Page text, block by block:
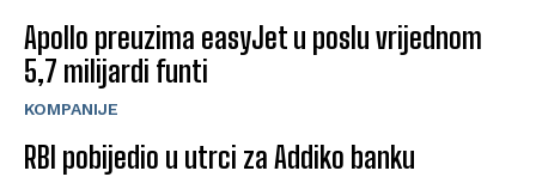
Apollo preuzima easyJet u poslu vrijednom
5,7 milijardi funti
KOMPANIJE
RBI pobijedio u utrci za Addiko banku